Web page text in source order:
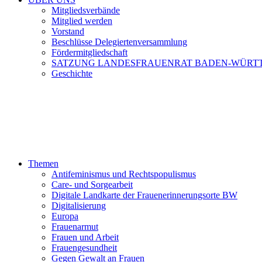
Mitgliedsverbände
Mitglied werden
Vorstand
Beschlüsse Delegiertenversammlung
Fördermitgliedschaft
SATZUNG LANDESFRAUENRAT BADEN-
Geschichte
Themen
Antifeminismus und Rechtspopulismus
Care- und Sorgearbeit
Digitale Landkarte der Frauenerinnerungsorte BW
Digitalisierung
Europa
Frauenarmut
Frauen und Arbeit
Frauengesundheit
Gegen Gewalt an Frauen